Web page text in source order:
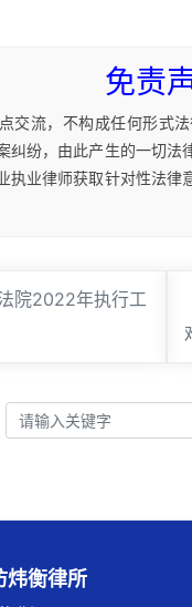
免责
交流，不构成任何形式
纠纷，由此产生的一切
执业律师获取针对性法
院2022年执行工
炜衡律所